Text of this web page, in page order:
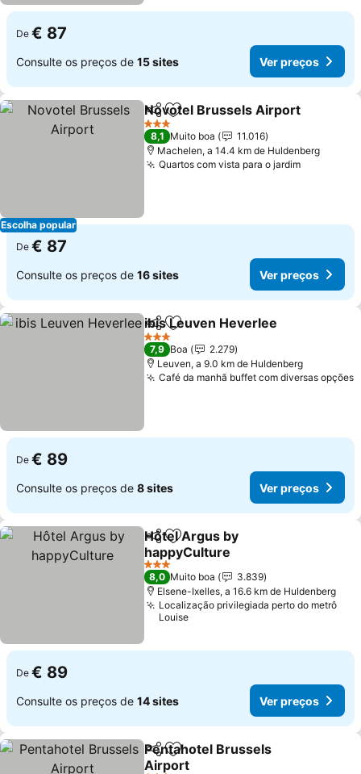
De € 87
Consulte os preços de 15 sites Ver preços
Escolha popular
PartilharAdicionar aos favoritos
Novotel Brussels Airport
3 Estrelas
8,1 Muito boa
11.016
Machelen, a 14.4 km de Huldenberg
Quartos com vista para o jardim
De € 87
Consulte os preços de 16 sites Ver preços
PartilharAdicionar aos favoritos
ibis Leuven Heverlee
3 Estrelas
7,9 Boa
2.279
Leuven, a 9.0 km de Huldenberg
Café da manhã buffet com diversas opções
De € 89
Consulte os preços de 8 sites Ver preços
PartilharAdicionar aos favoritos
Hôtel Argus by
happyCulture
3 Estrelas
8,0 Muito boa
3.839
Elsene-Ixelles, a 16.6 km de Huldenberg
Localização privilegiada perto do metrô
Louise
De € 89
Consulte os preços de 14 sites Ver preços
PartilharAdicionar aos favoritos
Pentahotel Brussels
Airport